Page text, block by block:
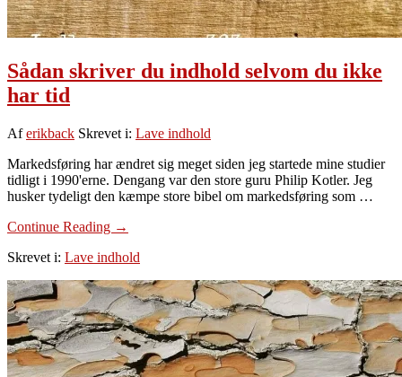
Sådan skriver du indhold selvom du ikke
har tid
Aferikback Skrevet i: Lave indhold
Markedsføring har ændret sig meget siden jeg startede mine studier
tidligt i 1990'erne. Dengang var den store guru Philip Kotler. Jeg
husker tydeligt den kæmpe store bibel om markedsføring som …
Continue Reading om
skriver
indhold
selvom
du
ikke
har
tid
→
Skrevet i: Lave indhold